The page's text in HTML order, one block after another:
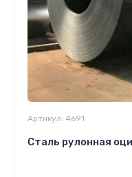
Артикул: 4691
Сталь рулонная